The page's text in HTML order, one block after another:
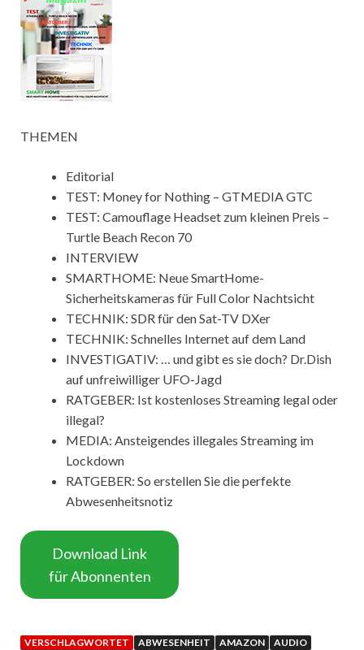
THEMEN
Editorial
TEST: Money for Nothing – GTMEDIA GTC
TEST: Camouflage Headset zum kleinen Preis –
Turtle Beach Recon 70
INTERVIEW
SMARTHOME: Neue SmartHome-
Sicherheitskameras für Full Color Nachtsicht
TECHNIK: SDR für den Sat-TV DXer
TECHNIK: Schnelles Internet auf dem Land
INVESTIGATIV: … und gibt es sie doch? Dr.Dish
auf unfreiwilliger UFO-Jagd
RATGEBER: Ist kostenloses Streaming legal oder
illegal?
MEDIA: Ansteigendes illegales Streaming im
Lockdown
RATGEBER: So erstellen Sie die perfekte
Abwesenheitsnotiz
Download Link
für Abonnenten
VERSCHLAGWORTET ABWESENHEIT AMAZON
AUDIO